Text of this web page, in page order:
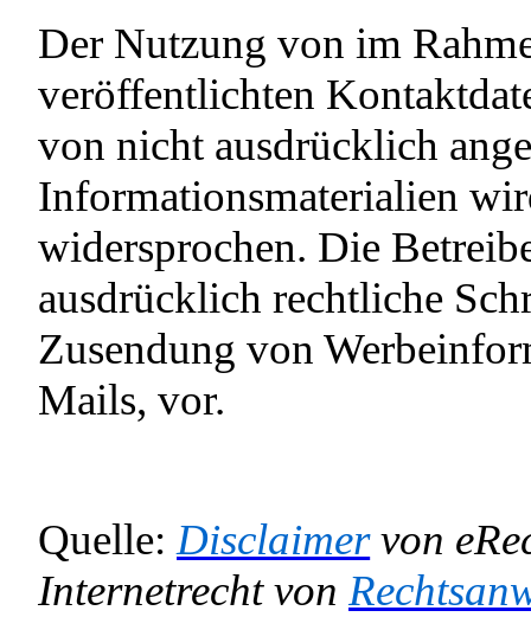
Der Nutzung von im
veröffentlichten
von nicht ausdrücklich
Informationsmaterialien
widersprochen. Die
ausdrücklich rechtliche
Zusendung von
Mails, vor.
Quelle: Disclaimervon
Internetrecht von